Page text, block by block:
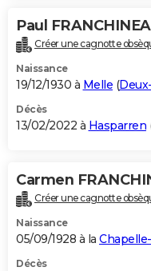
Paul
Créer une cagnotte
Naissance
19/12/1930 à Melle (
Décès
13/02/2022 à Hasparren
Carmen
Créer une cagnotte
Naissance
05/09/1928 à la
Décès